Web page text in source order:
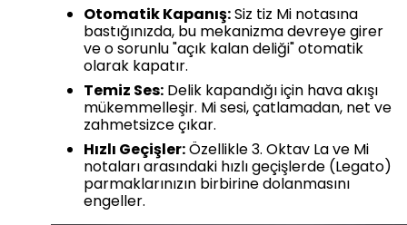
Otomatik Kapanış:Siz tiz Mi notasına
bastığınızda, bu mekanizma devreye girer
ve o sorunlu "açık kalan deliği" otomatik
olarak kapatır.
Temiz Ses: Delik kapandığı için hava akışı
mükemmelleşir. Mi sesi, çatlamadan, net ve
zahmetsizce çıkar.
Hızlı Geçişler:Özellikle 3. Oktav La ve Mi
notaları arasındaki hızlı geçişlerde (Legato)
parmaklarınızın birbirine dolanmasını
engeller.